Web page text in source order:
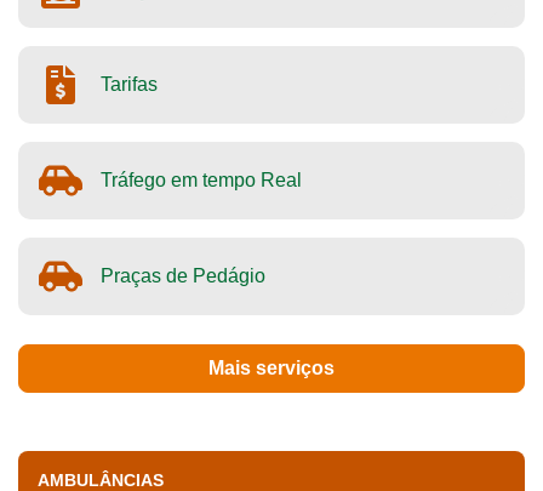
Tarifas
Tráfego em tempo Real
Praças de Pedágio
Mais serviços
AMBULÂNCIAS